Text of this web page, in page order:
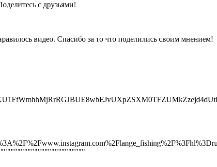
с друзьями!
видео. Спасибо за то что поделились своим мнением!